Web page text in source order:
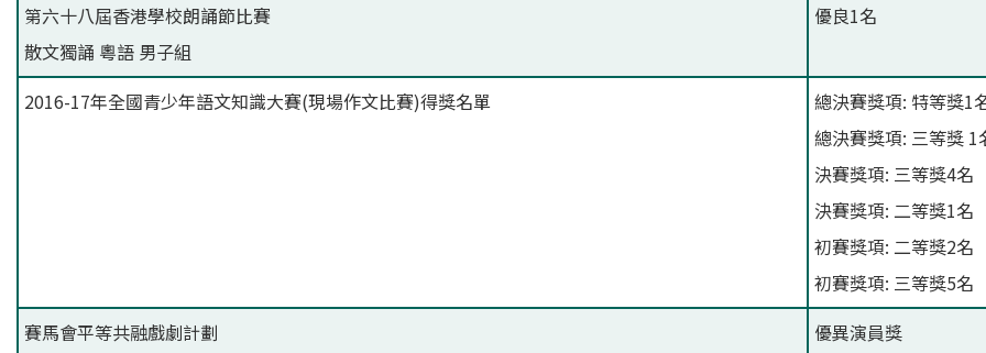
第六十八屆香港學校朗誦節比賽
散文獨誦 粵語 男子組
優良1名
2016-17年全國青少年語文知識大賽(現場作文比賽)得獎名單
總決賽獎項: 特等獎1
總決賽獎項: 三等獎 1
決賽獎項: 三等獎4名
決賽獎項: 二等獎1名
初賽獎項: 二等獎2名
初賽獎項: 三等獎5名
賽馬會平等共融戲劇計劃
優異演員獎